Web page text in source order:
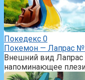
Покедекс 0
Покемон — Лапрас №
Внешний вид Лапрас
напоминающее